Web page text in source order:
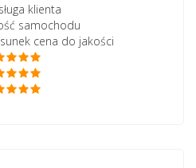
klienta
samochodu
cena do jakości